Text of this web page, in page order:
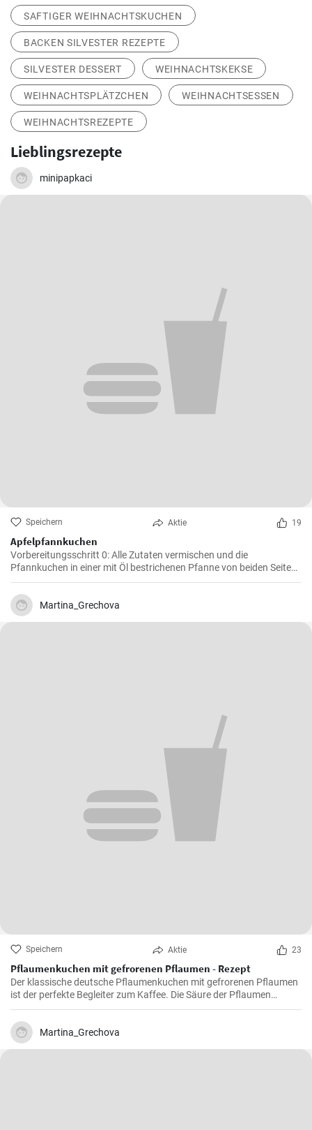
SAFTIGER WEIHNACHTSKUCHEN
BACKEN SILVESTER REZEPTE
SILVESTER DESSERT WEIHNACHTSKEKSE
WEIHNACHTSPLÄTZCHEN WEIHNACHTSESSEN
WEIHNACHTSREZEPTE
Lieblingsrezepte
minipapkaci
Speichern Aktie 19
Apfelpfannkuchen
Vorbereitungsschritt 0: Alle Zutaten vermischen und die
Pfannkuchen in einer mit Öl bestrichenen Pfanne von beiden Seiten
braten.
Martina_Grechova
Speichern Aktie 23
Pflaumenkuchen mit gefrorenen Pflaumen - Rezept
Der klassische deutsche Pflaumenkuchen mit gefrorenen Pflaumen
ist der perfekte Begleiter zum Kaffee. Die Säure der Pflaumen
kombiniert mit der Süße des Kuchenteigs ergibt ein harmonisches
Geschmackserlebnis.
Martina_Grechova